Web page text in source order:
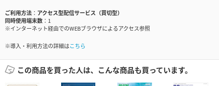
ご利用方法
アクセス型配信サービス（買切型）
同時使用端末数
1
※インターネット経由でのWEBブラウザによるアクセス参照
※導入・利用方法の詳細はこちら
この商品を買った人は、こんな商品も買っています。